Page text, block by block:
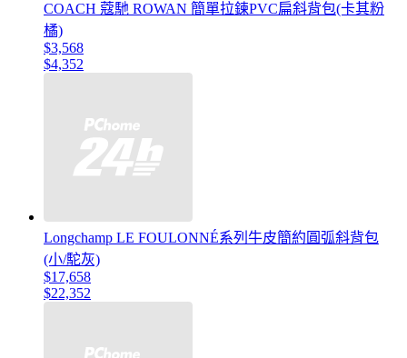
COACH 蔻馳 ROWAN 簡單拉鍊PVC扁斜背包(卡其粉
橘)
$3,568
$4,352
Longchamp LE FOULONNÉ系列牛皮簡約圓弧斜背包
(小/駝灰)
$17,658
$22,352